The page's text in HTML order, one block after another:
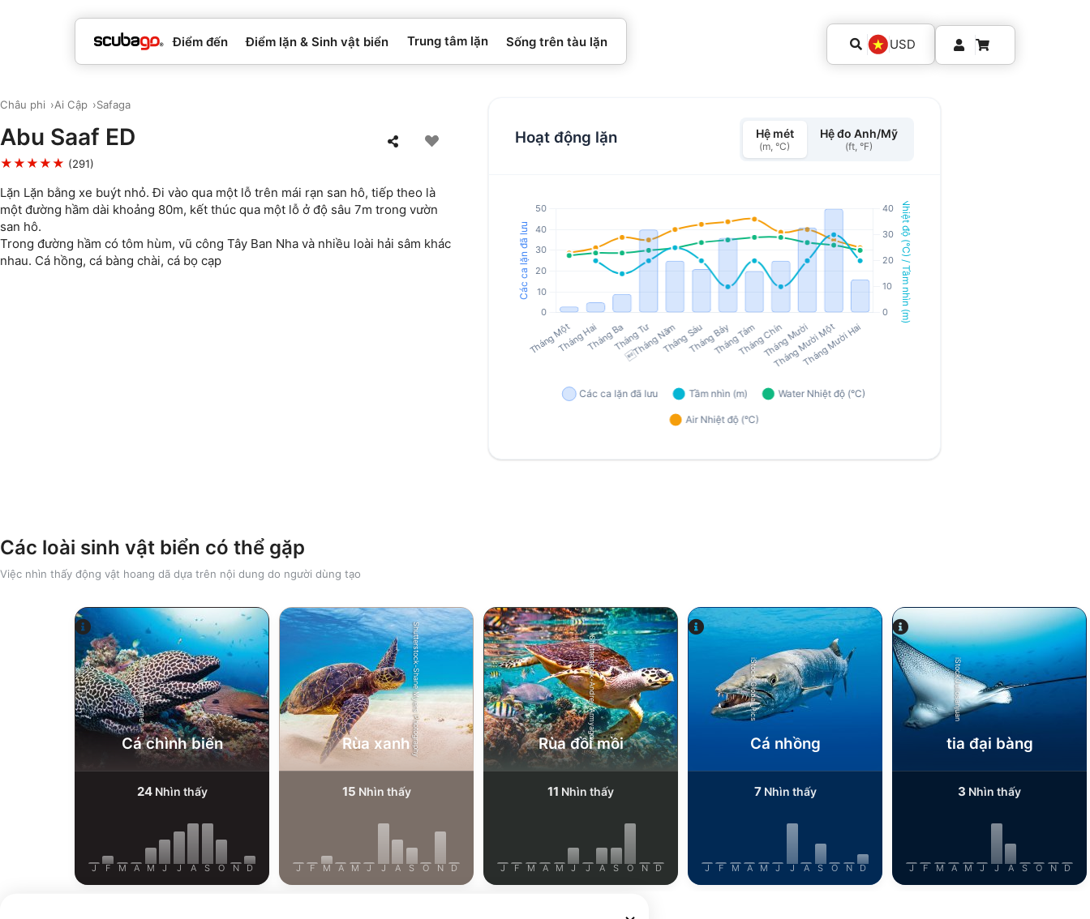
Điểm đến Điểm lặn & Sinh vật biển Trung tâm lặn Sống trên tàu lặn USD
Châu phi Ai Cập Safaga
Abu Saaf ED
★★★★★ (291)
Lặn Lặn bằng xe buýt nhỏ. Đi vào qua một lỗ trên mái rạn san hô, tiếp theo là
một đường hầm dài khoảng 80m, kết thúc qua một lỗ ở độ sâu 7m trong vườn
san hô.
Trong đường hầm có tôm hùm, vũ công Tây Ban Nha và nhiều loài hải sâm khác
nhau. Cá hồng, cá bàng chài, cá bọ cạp
Hoạt động lặn Hệ mét
(m, °C)
Hệ đo Anh/Mỹ
(ft, °F)
Các loài sinh vật biển có thể gặp
Việc nhìn thấy động vật hoang dã dựa trên nội dung do người dùng tạo
Alamy-WaterFrame
Cá chình biển
24Nhìn thấy
J F M A M J J A S O N D
Shutterstock-Shane Myers Photography
Rùa xanh
15 Nhìn thấy
J F M A M J J A S O N D
Shutterstock-Andrey Armyagov
Rùa đồi mồi
11 Nhìn thấy
J F M A M J J A S O N D
iStock-Global_Pics
Cá nhồng
7Nhìn thấy
J F M A M J J A S O N D
iStock/Juliosanjuan
tia đại bàng
3 Nhìn thấy
J F M A M J J A S O N D